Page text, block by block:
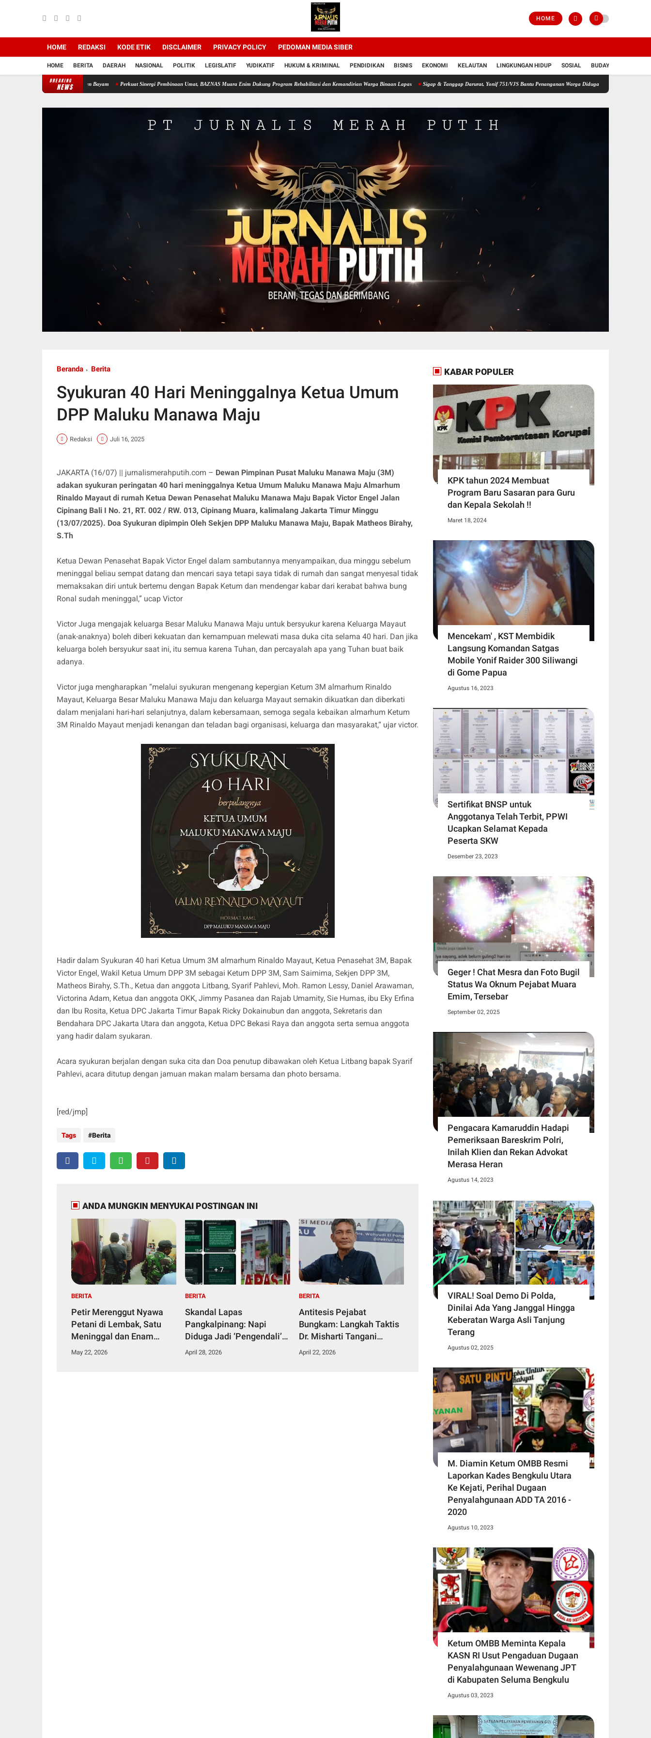
HOME
HOME REDAKSI KODE ETIK DISCLAIMER PRIVACY POLICY PEDOMAN MEDIA SIBER
HOME BERITA DAERAH NASIONAL POLITIK LEGISLATIF YUDIKATIF HUKUM & KRIMINAL PENDIDIKAN BISNIS EKONOMI KELAUTAN LINGKUNGAN HIDUP SOSIAL BUDAYA
BREAKING
NEWS
Bantu Warga Panen Bayam Perkuat Sinergi Pembinaan Umat, BAZNAS Muara Enim Dukung Program Rehabilitasi dan Kemandirian Warga Binaan Lapas Sigap & Tanggap Darurat, Yonif 751/VJS Bantu Penanganan Warga Diduga Keracunan Makanan
Beranda Berita
Syukuran 40 Hari Meninggalnya Ketua Umum
DPP Maluku Manawa Maju
Redaksi Juli 16, 2025
JAKARTA (16/07) || jurnalismerahputih.com – Dewan Pimpinan Pusat Maluku Manawa Maju (3M)
adakan syukuran peringatan 40 hari meninggalnya Ketua Umum Maluku Manawa Maju Almarhum
Rinaldo Mayaut di rumah Ketua Dewan Penasehat Maluku Manawa Maju Bapak Victor Engel Jalan
Cipinang Bali I No. 21, RT. 002 / RW. 013, Cipinang Muara, kalimalang Jakarta Timur Minggu
(13/07/2025). Doa Syukuran dipimpin Oleh Sekjen DPP Maluku Manawa Maju, Bapak Matheos Birahy,
S.Th
Ketua Dewan Penasehat Bapak Victor Engel dalam sambutannya menyampaikan, dua minggu sebelum
meninggal beliau sempat datang dan mencari saya tetapi saya tidak di rumah dan sangat menyesal tidak
memaksakan diri untuk bertemu dengan Bapak Ketum dan mendengar kabar dari kerabat bahwa bung
Ronal sudah meninggal,” ucap Victor
Victor Juga mengajak keluarga Besar Maluku Manawa Maju untuk bersyukur karena Keluarga Mayaut
(anak-anaknya) boleh diberi kekuatan dan kemampuan melewati masa duka cita selama 40 hari. Dan jika
keluarga boleh bersyukur saat ini, itu semua karena Tuhan, dan percayalah apa yang Tuhan buat baik
adanya.
Victor juga mengharapkan “melalui syukuran mengenang kepergian Ketum 3M almarhum Rinaldo
Mayaut, Keluarga Besar Maluku Manawa Maju dan keluarga Mayaut semakin dikuatkan dan diberkati
dalam menjalani hari-hari selanjutnya, dalam kebersamaan, semoga segala kebaikan almarhum Ketum
3M Rinaldo Mayaut menjadi kenangan dan teladan bagi organisasi, keluarga dan masyarakat,“ ujar victor.
Hadir dalam Syukuran 40 hari Ketua Umum 3M almarhum Rinaldo Mayaut, Ketua Penasehat 3M, Bapak
Victor Engel, Wakil Ketua Umum DPP 3M sebagai Ketum DPP 3M, Sam Saimima, Sekjen DPP 3M,
Matheos Birahy, S.Th., Ketua dan anggota Litbang, Syarif Pahlevi, Moh. Ramon Lessy, Daniel Arawaman,
Victorina Adam, Ketua dan anggota OKK, Jimmy Pasanea dan Rajab Umamity, Sie Humas, ibu Eky Erfina
dan Ibu Rosita, Ketua DPC Jakarta Timur Bapak Ricky Dokainubun dan anggota, Sekretaris dan
Bendahara DPC Jakarta Utara dan anggota, Ketua DPC Bekasi Raya dan anggota serta semua anggota
yang hadir dalam syukaran.
Acara syukuran berjalan dengan suka cita dan Doa penutup dibawakan oleh Ketua Litbang bapak Syarif
Pahlevi, acara ditutup dengan jamuan makan malam bersama dan photo bersama.
[red/jmp]
Tags Berita
ANDA MUNGKIN MENYUKAI POSTINGAN INI
BERITA
Petir Merenggut Nyawa
Petani di Lembak, Satu
Meninggal dan Enam
Dirawat Intensif
May 22, 2026
BERITA
Skandal Lapas
Pangkalpinang: Napi
Diduga Jadi ‘Pengendali’
Narkotika dari Kamar
April 28, 2026
BERITA
Antitesis Pejabat
Bungkam: Langkah Taktis
Dr. Misharti Tangani
Skandal Belatung Tuai
April 22, 2026
KABAR POPULER
KPK tahun 2024 Membuat
Program Baru Sasaran para Guru
dan Kepala Sekolah !!
Maret 18, 2024
Mencekam' , KST Membidik
Langsung Komandan Satgas
Mobile Yonif Raider 300 Siliwangi
di Gome Papua
Agustus 16, 2023
Sertifikat BNSP untuk
Anggotanya Telah Terbit, PPWI
Ucapkan Selamat Kepada
Peserta SKW
Desember 23, 2023
Geger ! Chat Mesra dan Foto Bugil
Status Wa Oknum Pejabat Muara
Emim, Tersebar
September 02, 2025
Pengacara Kamaruddin Hadapi
Pemeriksaan Bareskrim Polri,
Inilah Klien dan Rekan Advokat
Merasa Heran
Agustus 14, 2023
VIRAL! Soal Demo Di Polda,
Dinilai Ada Yang Janggal Hingga
Keberatan Warga Asli Tanjung
Terang
Agustus 02, 2025
M. Diamin Ketum OMBB Resmi
Laporkan Kades Bengkulu Utara
Ke Kejati, Perihal Dugaan
Penyalahgunaan ADD TA 2016 -
2020
Agustus 10, 2023
Ketum OMBB Meminta Kepala
KASN RI Usut Pengaduan Dugaan
Penyalahgunaan Wewenang JPT
di Kabupaten Seluma Bengkulu
Agustus 03, 2023